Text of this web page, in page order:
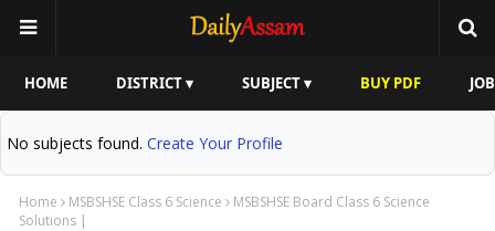
HOME DISTRICT ▾ SUBJECT ▾ BUY PDF
No subjects found. Create Your Profile
Home MSBSHSE Class 6 Science
MSBSHSE Board Class 6 Science
Solutions |